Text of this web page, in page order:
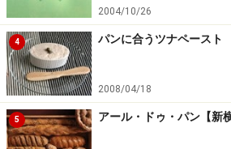
2004/10/26
4 パンに合うツナペースト
2008/04/18
5 アール・ドゥ・パン【新